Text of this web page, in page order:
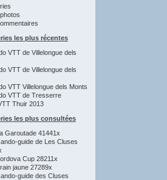
les plus récentes
VTT de Villelongue dels
VTT de Villelongue dels
VTT Villelongue dels Monts
VTT de Tresserre
Thuir 2013
les plus consultées
Garoutade 41441x
guide de Les Cluses
Cup 28211x
jaune 27289x
guide des Cluses